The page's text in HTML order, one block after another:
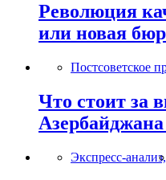
Революция
или новая
Постсоветское
Что стоит за
Экспресс-анализ,